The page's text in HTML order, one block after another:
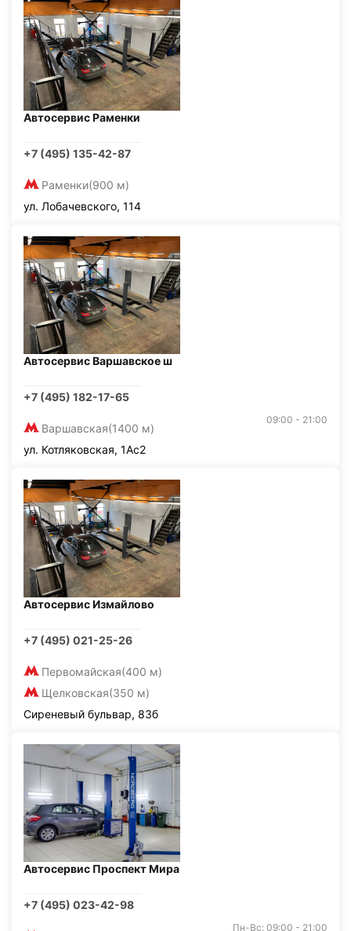
Автосервис Раменки
+7 (495) 135-42-87
Раменки(900 м)
ул. Лобачевского, 114
Автосервис Варшавское ш
+7 (495) 182-17-65
Варшавская(1400 м)
09:00 - 21:00
ул. Котляковская, 1Ас2
Автосервис Измайлово
+7 (495) 021-25-26
Первомайская(400 м)
Щелковская(350 м)
Сиреневый бульвар, 83б
Автосервис Проспект Мира
+7 (495) 023-42-98
Пн-Вс: 09:00 - 21:00